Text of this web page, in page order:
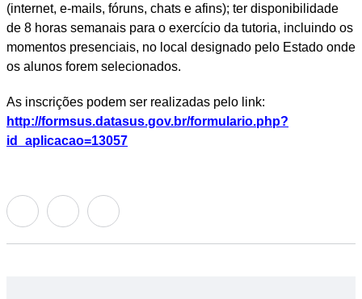
(internet, e-mails, fóruns, chats e afins); ter disponibilidade
de 8 horas semanais para o exercício da tutoria, incluindo os
momentos presenciais, no local designado pelo Estado onde
os alunos forem selecionados.
As inscrições podem ser realizadas pelo link:
http://formsus.datasus.gov.br/formulario.php?
id_aplicacao=13057